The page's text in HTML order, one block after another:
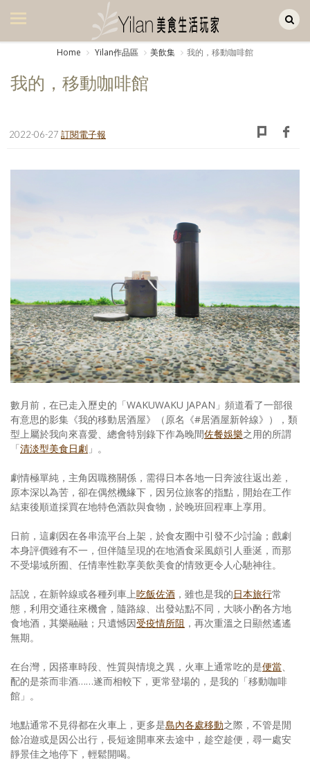
美食集
享樂隨手拍
照相簿
影音區
創意出版服務
歷史區
關於Yilan
活動實況記錄
合作與代言
Home Yilan作品區 美飲集 我的，移動咖啡館
我的，移動咖啡館
2022-06-27 訂閱電子報
數月前，在已走入歷史的「WAKUWAKU JAPAN」頻道看了一部很
有意思的影集《我的移動居酒屋》（原名《#居酒屋新幹線》），類
型上屬於我向來喜愛、總會特別錄下作為晚間佐餐娛樂之用的所謂
「清淡型美食日劇 」。
劇情極單純，主角因職務關係，需得日本各地一日奔波往返出差，
原本深以為苦，卻在偶然機緣下，因另位旅客的指點，開始在工作
結束後順道採買在地特色酒款與食物，於晚班回程車上享用。
日前，這劇因在各串流平台上架，於食友圈中引發不少討論；戲劇
本身評價雖有不一，但伴隨呈現的在地酒食采風頗引人垂涎，而那
不受場域所囿、任情率性歡享美飲美食的情致更令人心馳神往。
話說，在新幹線或各種列車上吃飯佐酒 ，雖也是我的日本旅行常
態，利用交通往來機會，隨路線、出發站點不同，大啖小酌各方地
食地酒，其樂融融；只遺憾因受疫情所阻 ，再次重溫之日顯然遙遙
無期。
在台灣，因搭車時段、性質與情境之異，火車上通常吃的是便當
配的是茶而非酒……遂而相較下，更常登場的，是我的「移動咖啡
館」。
地點通常不見得都在火車上，更多是島內各處移動之際，不管是閒
餘冶遊或是因公出行，長短途開車來去途中，趁空趁便，尋一處安
靜景佳之地停下，輕鬆開喝。